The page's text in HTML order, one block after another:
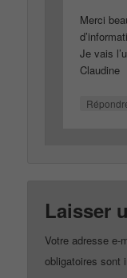
Merci
Je vais
Claudine
Laisser
Votre adresse e-
obligatoires sont